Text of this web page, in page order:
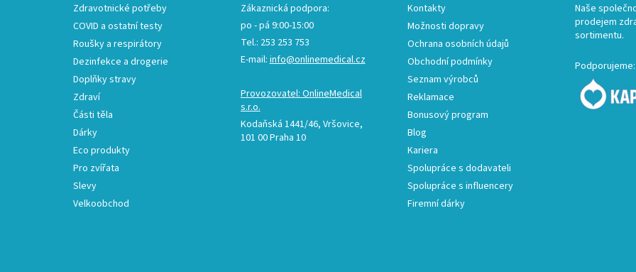
Zdravotnické potřeby
COVID a ostatní testy
Roušky a respirátory
Dezinfekce a drogerie
Doplňky stravy
Zdraví
Části těla
Dárky
Eco produkty
Pro zvířata
Slevy
Velkoobchod
Zákaznická podpora:
po - pá 9:00-15:00
Tel.: 253 253 753
E-mail: info@onlinemedical.cz
Provozovatel: OnlineMedical
s.r.o.
Kodaňská 1441/46, Vršovice,
101 00 Praha 10
Kontakty
Možnosti dopravy
Ochrana osobních údajů
Obchodní podmínky
Seznam výrobců
Reklamace
Bonusový program
Blog
Kariera
Spolupráce s dodavateli
Spolupráce s influencery
Firemní dárky
Naše
prodejem
sortimentu.
Podporujeme: